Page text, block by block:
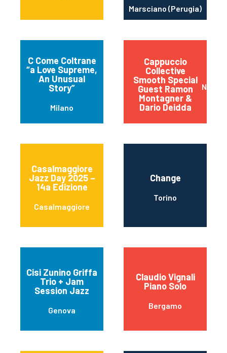
Marsciano (Perugia)
C Come Coltrane
“a Love Supreme,
An Unusual
Story”
Milano
Cappuccio
Collective
Smooth Special
Guest Ramon
Montagner &
Dario Deidda
Napoli
Casalmaggiore
Jazz Day 2025 –
14a Edizione
Casalmaggiore
Change
Torino
Cisi Zunino Griffa
Trio + Jam
Session Jazz
Genova
Claudio Vignali
Piano Solo
Bergamo